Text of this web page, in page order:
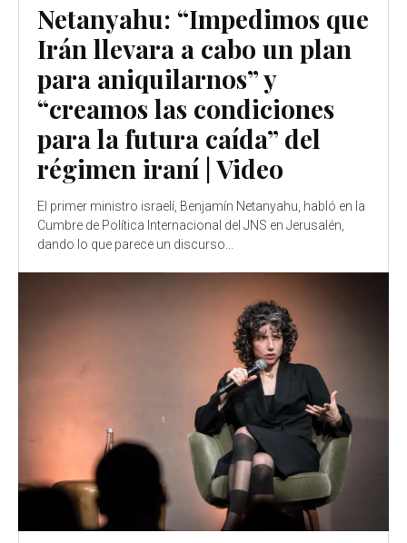
Netanyahu: “Impedimos que
Irán llevara a cabo un plan
para aniquilarnos” y
“creamos las condiciones
para la futura caída” del
régimen iraní | Video
El primer ministro israelí, Benjamín Netanyahu, habló en la
Cumbre de Política Internacional del JNS en Jerusalén,
dando lo que parece un discurso...